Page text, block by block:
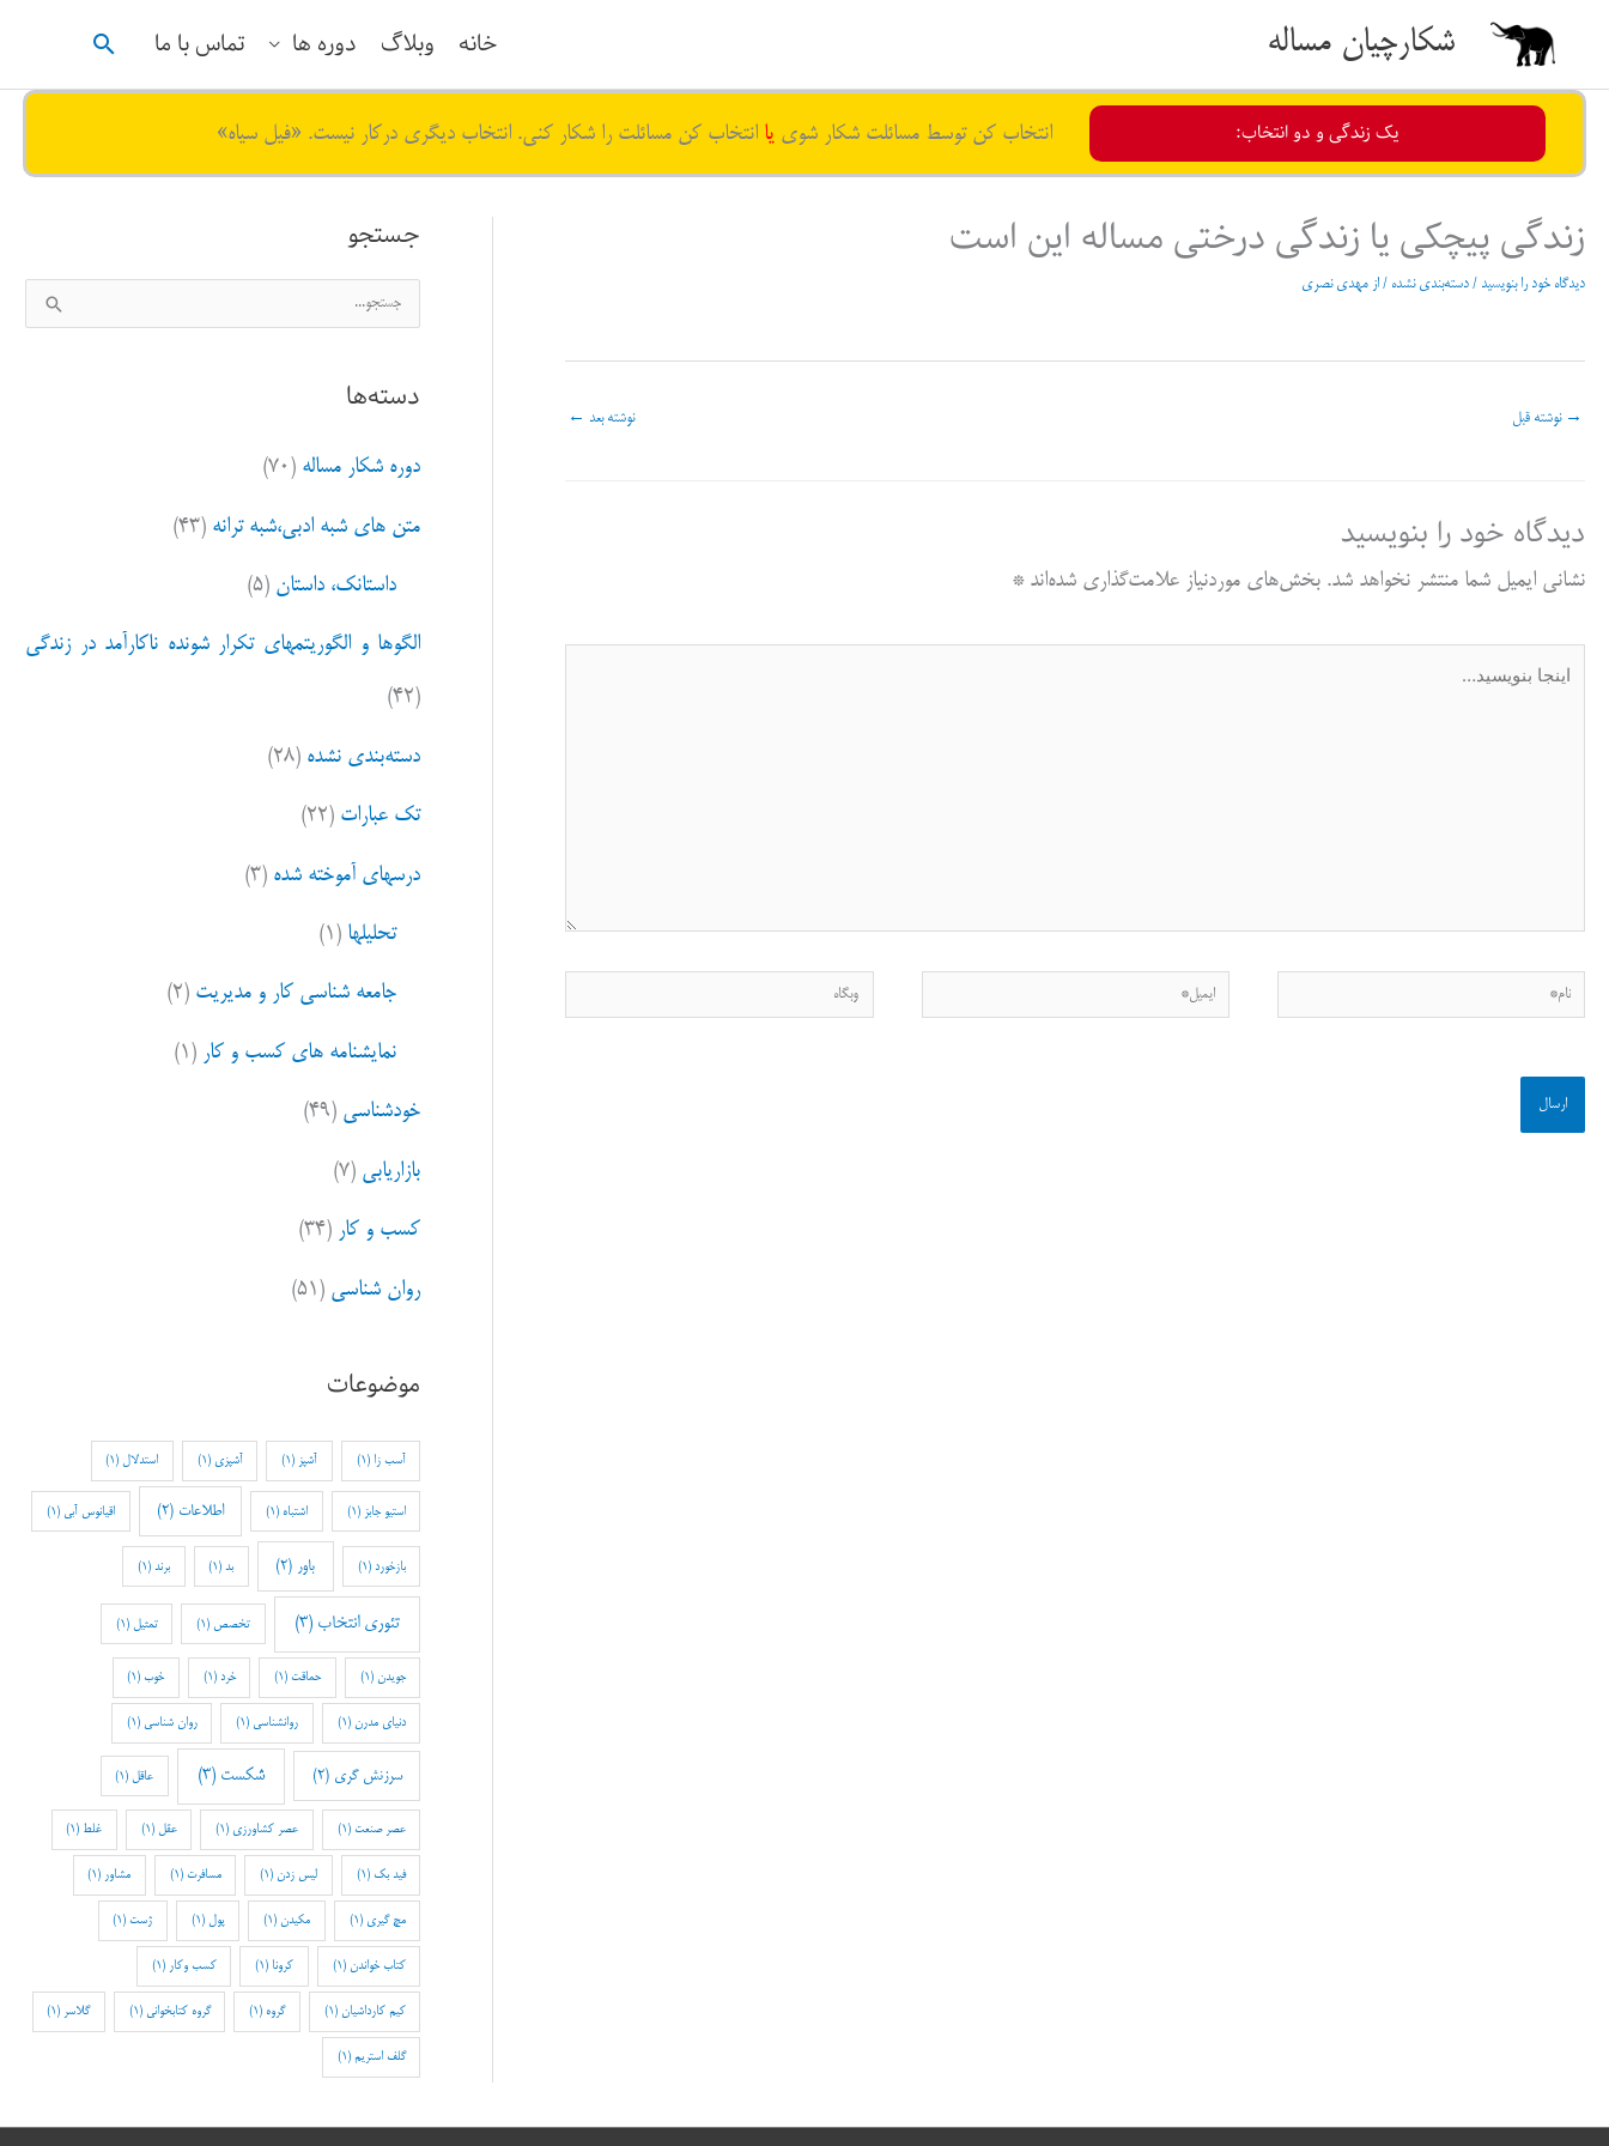
شکارچیان مساله خانه وبلاگ دوره ها تماس با ما جستجو
یک زندگی و دو انتخاب: انتخاب کن توسط مسائلت شکار شوی یا انتخاب کن مسائلت را شکار کنی. انتخاب دیگری درکار نیست. «فیل سیاه»
زندگی پیچکی یا زندگی درختی مساله این است
دیدگاه‌ خود را بنویسید / دسته‌بندی نشده / از مهدی نصری
→ نوشته قبل نوشته بعد ←
دیدگاه‌ خود را بنویسید
نشانی ایمیل شما منتشر نخواهد شد. بخش‌های موردنیاز علامت‌گذاری شده‌اند*
نام* ایمیل* وبگاه
جستجو
س
ج
ب
دسته‌ها
دوره شکار مساله (۷۰)
متن های شبه ادبی،شبه ترانه (۴۳)
داستانک، داستان (۵)
الگوها و الگوریتمهای تکرار شونده ناکارآمد در زندگی
(۴۲)
دسته‌بندی نشده (۲۸)
تک عبارات (۲۲)
درسهای آموخته شده (۳)
تحلیلها (۱)
جامعه شناسی کار و مدیریت (۲)
نمایشنامه های کسب و کار (۱)
خودشناسی (۴۹)
بازاریابی (۷)
کسب و کار (۳۴)
روان شناسی (۵۱)
موضوعات
آسب زا (1) آشپز (1) آشپزی (1) استدلال (1)
استیو جابز (1) اشتباه (1) اطلاعات (2) اقیانوس آبی (1)
بازخورد (1) باور (2) بد(1) برند (1)
تئوری انتخاب (3) تخصص (1) تمثیل (1)
جویدن (1) حماقت(1) خرد (1) خوب(1)
دنیای مدرن (1) روانشناسی (1) روان شناسی (1)
سرزنش گری (2) شکست (3) عاقل (1)
عصر صنعت (1) عصر کشاورزی(1) عقل (1) غلط (1)
فید بک (1) لیس زدن (1) مسافرت (1) مشاور (1)
مچ گیری (1) مکیدن (1) پول (1) ژست(1)
کتاب خواندن (1) کرونا (1) کسب وکار (1)
کیم کارداشیان (1) گروه (1) گروه کتابخوانی (1) گلاسر (1)
گلف استریم (1)